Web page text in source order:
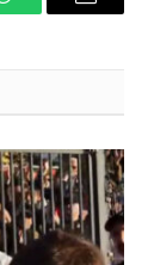
WhatsAppEmail